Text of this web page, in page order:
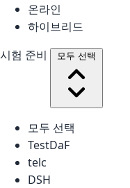
온라인
하이브리드
시험 준비
모두 선택
모두 선택
TestDaF
telc
DSH